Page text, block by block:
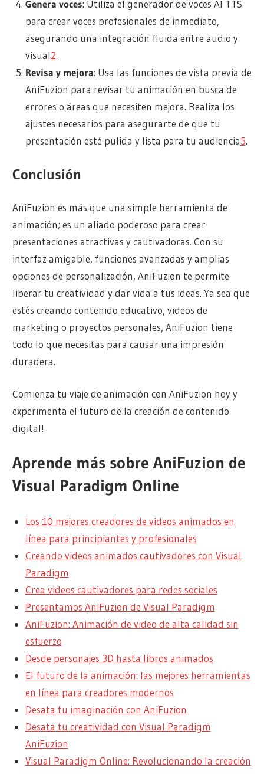
Genera voces: Utiliza el generador de voces AI TTS
para crear voces profesionales de inmediato,
asegurando una integración fluida entre audio y
visual2.
Revisa y mejora: Usa las funciones de vista previa de
AniFuzion para revisar tu animación en busca de
errores o áreas que necesiten mejora. Realiza los
ajustes necesarios para asegurarte de que tu
presentación esté pulida y lista para tu audiencia5.
Conclusión
AniFuzion es más que una simple herramienta de
animación; es un aliado poderoso para crear
presentaciones atractivas y cautivadoras. Con su
interfaz amigable, funciones avanzadas y amplias
opciones de personalización, AniFuzion te permite
liberar tu creatividad y dar vida a tus ideas. Ya sea que
estés creando contenido educativo, videos de
marketing o proyectos personales, AniFuzion tiene
todo lo que necesitas para causar una impresión
duradera.
Comienza tu viaje de animación con AniFuzion hoy y
experimenta el futuro de la creación de contenido
digital!
Aprende más sobre AniFuzion de
Visual Paradigm Online
Los 10 mejores creadores de videos animados en
línea para principiantes y profesionales
Creando videos animados cautivadores con Visual
Paradigm
Crea videos cautivadores para redes sociales
Presentamos AniFuzion de Visual Paradigm
AniFuzion: Animación de video de alta calidad sin
esfuerzo
Desde personajes 3D hasta libros animados
El futuro de la animación: las mejores herramientas
en línea para creadores modernos
Desata tu imaginación con AniFuzion
Desata tu creatividad con Visual Paradigm
AniFuzion
Visual Paradigm Online: Revolucionando la creación